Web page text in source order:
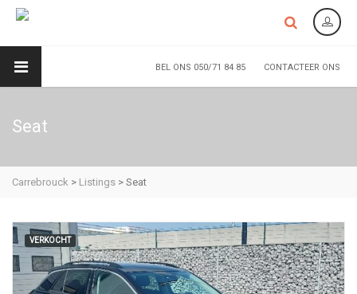
BEL ONS 050/71 84 85 CONTACTEER ONS
Seat
Carrebrouck > Listings > Seat
VERKOCHT